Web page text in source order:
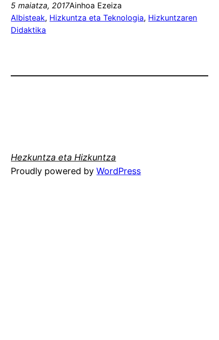
5 maiatza, 2017Ainhoa Ezeiza
Albisteak, Hizkuntza eta Teknologia, Hizkuntzaren
Didaktika
Hezkuntza eta Hizkuntza
Proudly powered byWordPress